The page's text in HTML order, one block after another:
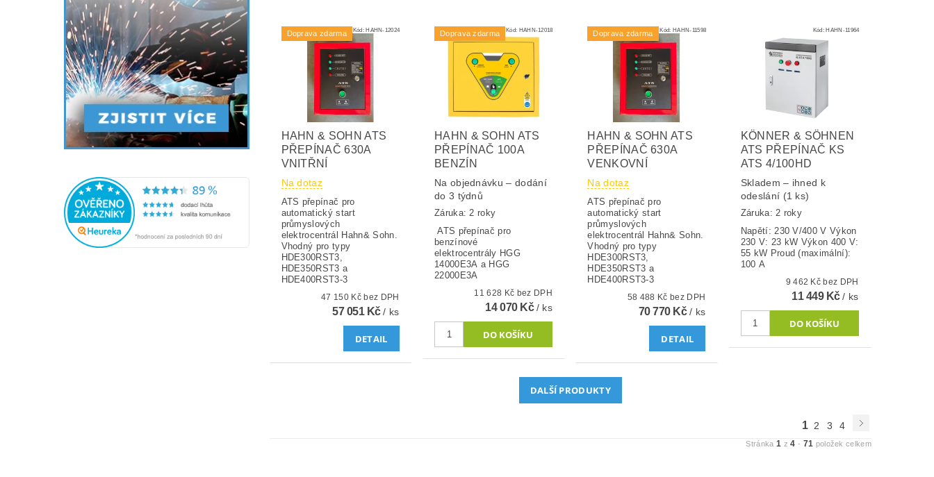
Doprava zdarma Kód:HAHN-12024
HAHN & SOHN ATS
PŘEPÍNAČ 630A
VNITŘNÍ
Na dotaz
ATS přepínač pro
automatický start
průmyslových
elektrocentrál Hahn& Sohn.
Vhodný pro typy
HDE300RST3,
HDE350RST3 a
HDE400RST3-3
47 150 Kč bez DPH
57 051 Kč/ ks
DETAIL
Doprava zdarma Kód: HAHN-12018
HAHN & SOHN ATS
PŘEPÍNAČ 100A
BENZÍN
Na objednávku – dodání
do 3 týdnů
Záruka: 2 roky
ATS přepínač pro
benzínové
elektrocentrály HGG
14000E3A a HGG
22000E3A
11 628 Kč bez DPH
14 070 Kč/ ks
Doprava zdarma Kód: HAHN-11598
HAHN & SOHN ATS
PŘEPÍNAČ 630A
VENKOVNÍ
Na dotaz
ATS přepínač pro
automatický start
průmyslových
elektrocentrál Hahn& Sohn.
Vhodný pro typy
HDE300RST3,
HDE350RST3 a
HDE400RST3-3
58 488 Kč bez DPH
70 770 Kč/ ks
DETAIL
Kód:HAHN-11964
KÖNNER & SÖHNEN
ATS PŘEPÍNAČ KS
ATS 4/100HD
Skladem – ihned k
odeslání (1 ks)
Záruka: 2 roky
Napětí: 230 V/400 V Výkon
230 V: 23 kW Výkon 400 V:
55 kW Proud (maximální):
100 A
9 462 Kč bez DPH
11 449 Kč/ ks
DALŠÍ PRODUKTY
1 2 3 4
Stránka1 z4 - 71 položek celkem